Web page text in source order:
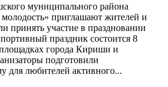
муниципального района
приглашают жителей и
принять участие в праздновании
праздник состоится 8
площадках города Кириши и
подготовили
для любителей активного...